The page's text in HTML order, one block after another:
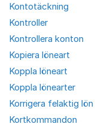
Kontotäckning
Kontroller
Kontrollera konton
Kopiera löneart
Koppla löneart
Koppla lönearter
Korrigera felaktig lön
Kortkommandon